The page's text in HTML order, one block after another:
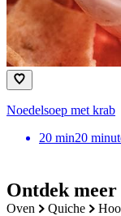
Ontdek
oven quiche
Noedelsoep met krab
20 min20